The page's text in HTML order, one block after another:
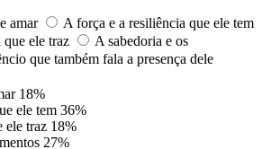
amar
A força e a resiliência que ele tem
ele traz
A sabedoria e os
que também fala a presença dele
18%
ele tem 36%
ele traz 18%
27%